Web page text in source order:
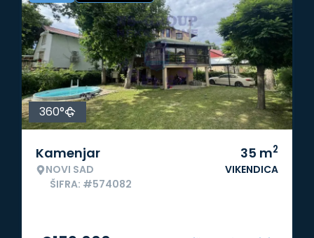
360°
Kamenjar
NOVI SAD
ŠIFRA: #574082
35 m2
VIKENDICA